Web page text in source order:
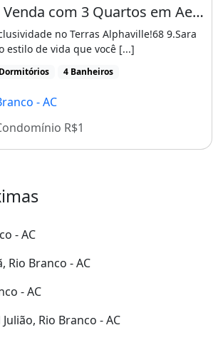
Sobrado para Venda com 3 Quartos em Aeroporto - Rio Branco - Ac
no Terras Alphaville!68 9.Sara
estilo de vida que você [...]
4 Banheiros
- AC
R$1
- AC
Rio Branco - AC
- AC
Rio Branco - AC